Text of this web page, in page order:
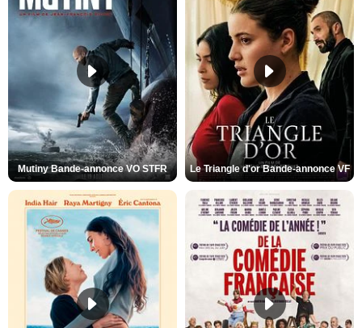
Mutiny Bande-annonce VO STFR Le Triangle d'or Bande-annonce VF